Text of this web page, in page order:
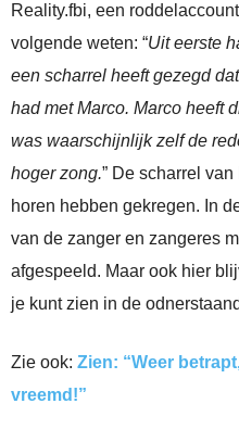
Reality.fbi, een
volgende weten: “Uit eerste
een scharrel heeft gezegd
had met Marco. Marco heeft
was waarschijnlijk zelf de
hoger zong.” De scharrel
horen hebben gekregen. In
van de zanger en zangeres
afgespeeld. Maar ook hier
je kunt zien in de
Zie ook: Zien: “Weer
vreemd!”